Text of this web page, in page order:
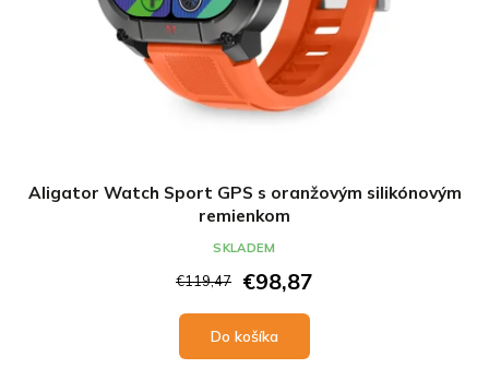
Aligator Watch Sport GPS s oranžovým silikónovým
remienkom
€119,47 €98,87
Do košíka
SKLADEM